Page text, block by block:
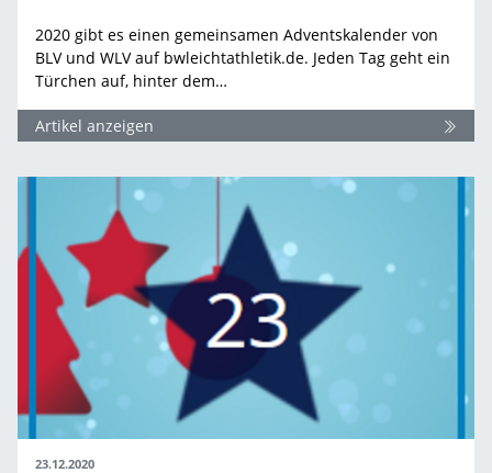
2020 gibt es einen gemeinsamen Adventskalender von
BLV und WLV auf bwleichtathletik.de. Jeden Tag geht ein
Türchen auf, hinter dem…
Artikel anzeigen
23.12.2020